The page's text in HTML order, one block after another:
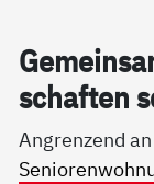
schaf­ten
Angrenzend